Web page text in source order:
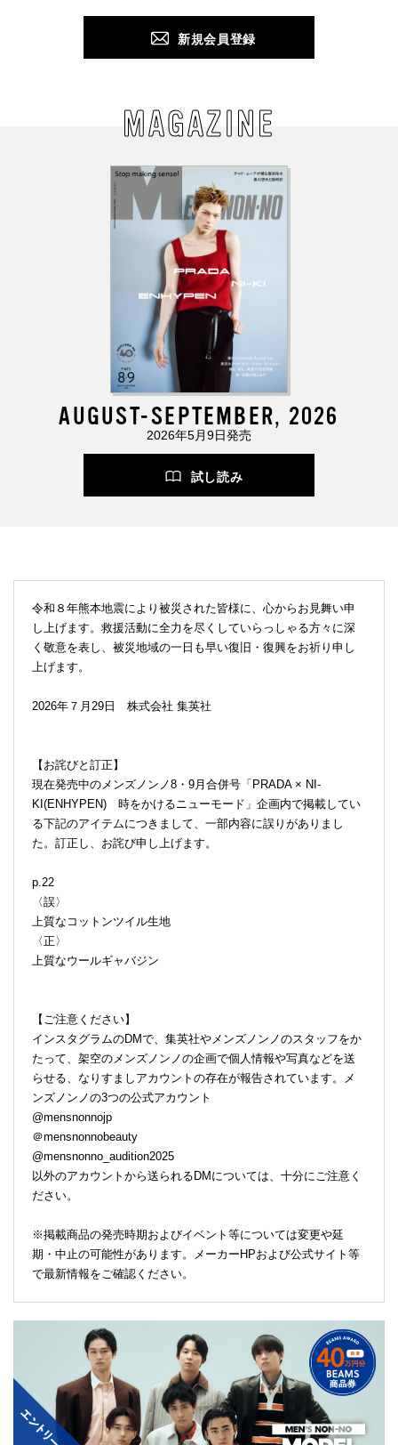
新規会員登録
MAGAZINE
AUGUST-SEPTEMBER, 2026
2026年5月9日発売
試し読み
令和８年熊本地震により被災された皆様に、心からお見舞い申
し上げます。救援活動に全力を尽くしていらっしゃる方々に深
く敬意を表し、被災地域の一日も早い復旧・復興をお祈り申し
上げます。
2026年７月29日 株式会社 集英社
【お詫びと訂正】
現在発売中のメンズノンノ8・9月合併号「PRADA × NI-
KI(ENHYPEN) 時をかけるニューモード」企画内で掲載してい
る下記のアイテムにつきまして、一部内容に誤りがありまし
た。訂正し、お詫び申し上げます。
p.22
〈誤〉
上質なコットンツイル生地
〈正〉
上質なウールギャバジン
【ご注意ください】
インスタグラムのDMで、集英社やメンズノンノのスタッフをか
たって、架空のメンズノンノの企画で個人情報や写真などを送
らせる、なりすましアカウントの存在が報告されています。メ
ンズノンノの3つの公式アカウント
@mensnonnojp
＠mensnonnobeauty
@mensnonno_audition2025
以外のアカウントから送られるDMについては、十分にご注意く
ださい。
※掲載商品の発売時期およびイベント等については変更や延
期・中止の可能性があります。メーカーHPおよび公式サイト等
で最新情報をご確認ください。